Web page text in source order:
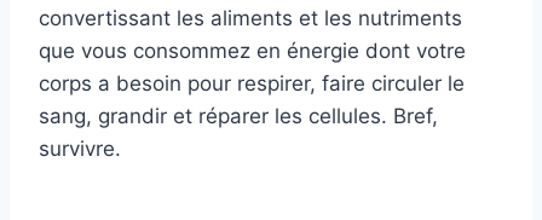
convertissant les aliments et les nutriments
que vous consommez en énergie dont votre
corps a besoin pour respirer, faire circuler le
sang, grandir et réparer les cellules. Bref,
survivre.